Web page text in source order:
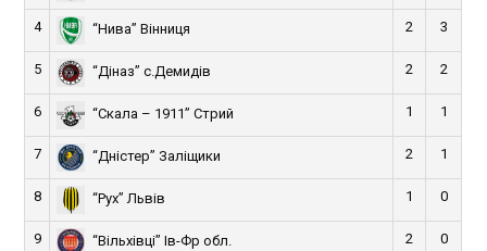
4 “Нива” Вінниця 2 3
5 “Діназ” с.Демидів 2 2
6 “Скала – 1911” Стрий 1 1
7 “Дністер” Заліщики 2 1
8 “Рух” Львів 1 0
9 “Вільхівці” Ів-Фр обл. 2 0